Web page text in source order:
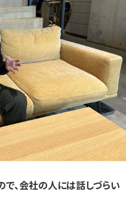
、会社の人には話しづらい